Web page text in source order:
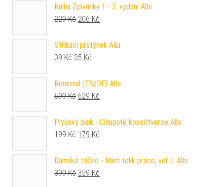
Kniha Zpívánky 1 - 3. vydání Albi
229Kč Původní cena byla: 229 Kč.
206 Kč
Stříkací prstýnek Albi
39Kč Původní cena byla: 39 Kč.
35 Kč
Removal (EN/DE) Albi
699Kč Původní cena byla: 699 Kč.
629 Kč
Plyšový blok - Chlupaté kosočtverce Albi
199Kč Původní cena byla: 199 Kč.
179 Kč
Dámské tričko - Mám tolik práce, vel. L Albi
399Kč Původní cena byla: 399 Kč.
359 Kč